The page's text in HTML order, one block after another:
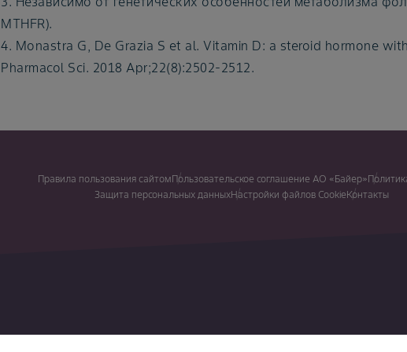
MTHFR).
4. Monastra G, De Grazia S et al. Vitamin D: a steroid hormone
Pharmacol Sci. 2018 Apr;22(8):2502-2512.
Правила пользования сайтомПользовательское соглашение АО «Байер»
Защита персональных данныхНастройки файлов CookieКонтакты